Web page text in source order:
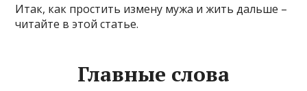
Итак, как простить измену мужа и жить дальше –
читайте в этой статье.
Главные слова